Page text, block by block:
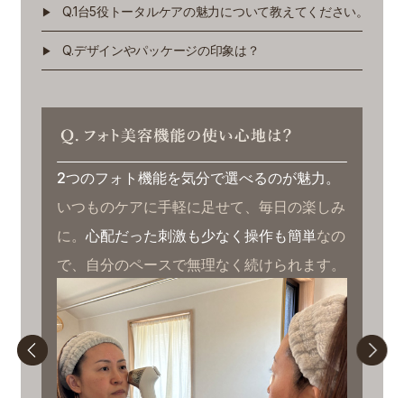
Q.1台5役トータルケアの魅力について教えてください。
Q.デザインやパッケージの印象は？
2つのフォト機能を気分で選べるのが魅力。
いつものケアに手軽に足せて、毎日の楽しみ
に。心配だった刺激も少なく操作も簡単なの
で、自分のペースで無理なく続けられます。